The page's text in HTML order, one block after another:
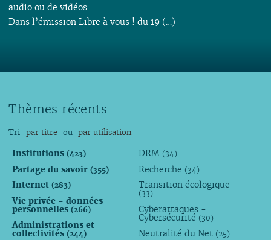
audio ou de vidéos.
Dans l’émission Libre à vous ! du 19 (…)
Thèmes récents
Tri par titre ou par utilisation
Institutions (423)
Partage du savoir (355)
Internet (283)
Vie privée - données
personnelles (266)
Administrations et
collectivités (244)
DRM (34)
Recherche (34)
Transition écologique
(33)
Cyberattaques -
Cybersécurité (30)
Neutralité du Net (25)